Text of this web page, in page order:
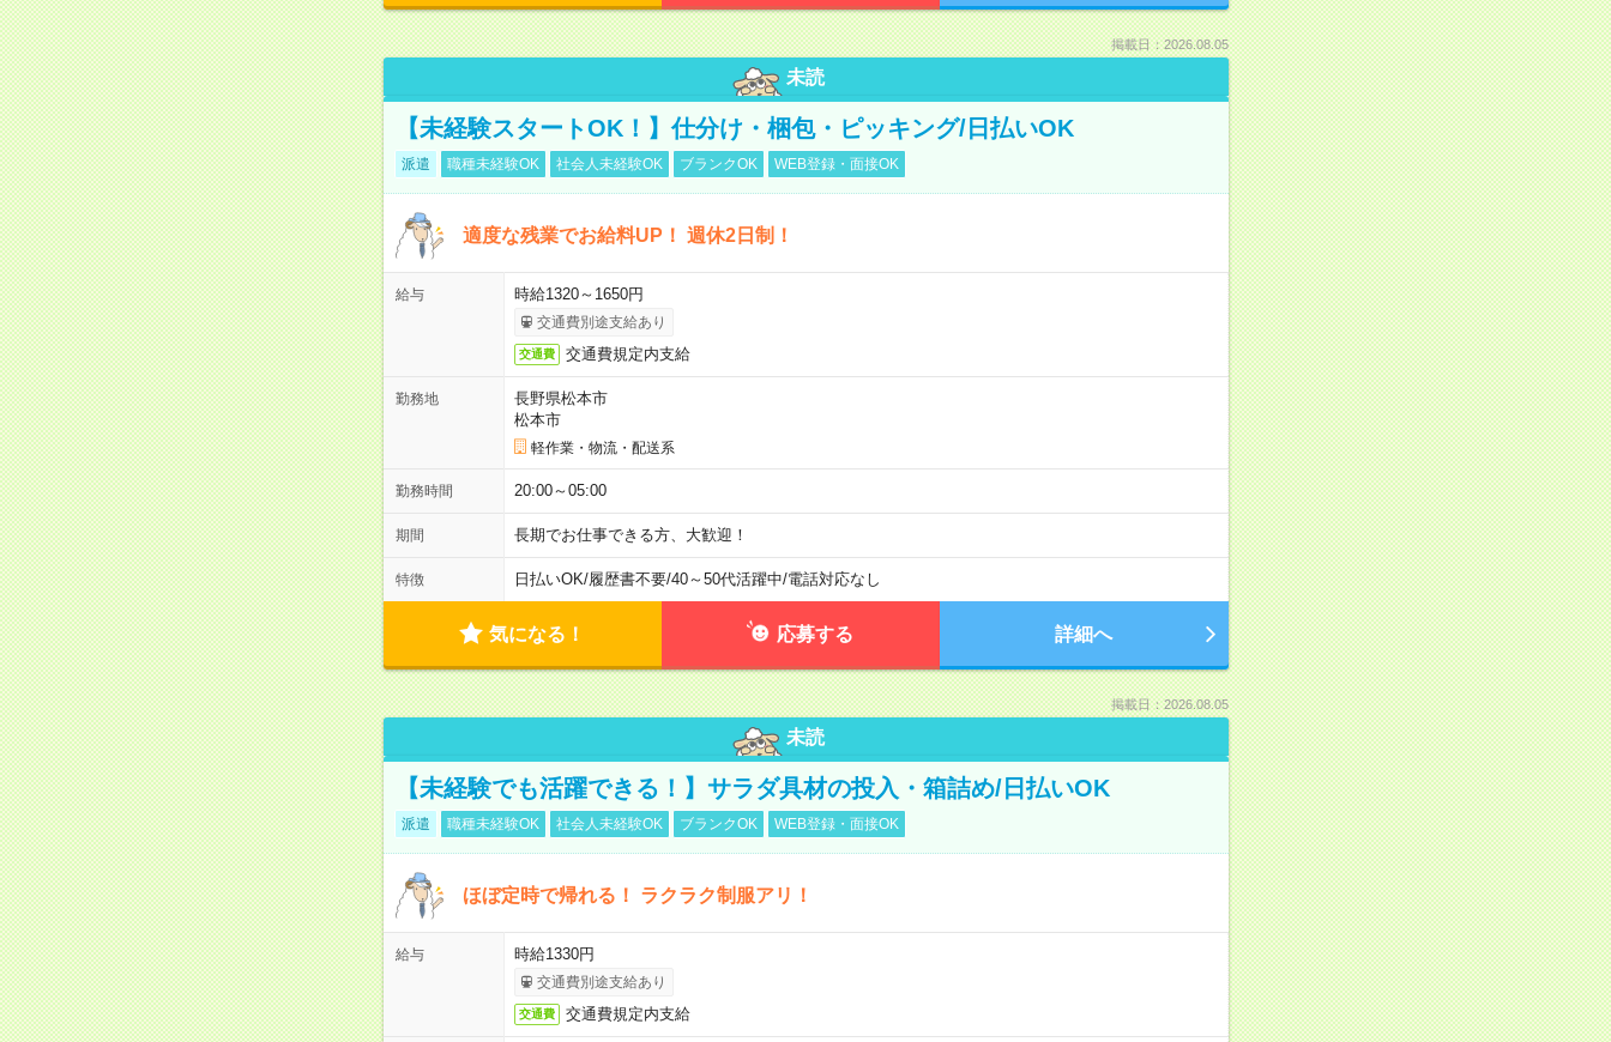
掲載日：2026.08.05
未読
【未経験スタートOK！】仕分け・梱包・ピッキング/日払いOK
派遣 職種未経験OK 社会人未経験OK ブランクOK WEB登録・面接OK
適度な残業でお給料UP！ 週休2日制！
給与 時給1320～1650円
交通費別途支給あり
交通費 交通費規定内支給
勤務地
長野県松本市
松本市
軽作業・物流・配送系
勤務時間 20:00～05:00
期間 長期でお仕事できる方、大歓迎！
特徴 日払いOK/履歴書不要/40～50代活躍中/電話対応なし
気になる！ 応募する 詳細へ
掲載日：2026.08.05
未読
【未経験でも活躍できる！】サラダ具材の投入・箱詰め/日払いOK
派遣 職種未経験OK 社会人未経験OK ブランクOK WEB登録・面接OK
ほぼ定時で帰れる！ ラクラク制服アリ！
給与 時給1330円
交通費別途支給あり
交通費 交通費規定内支給